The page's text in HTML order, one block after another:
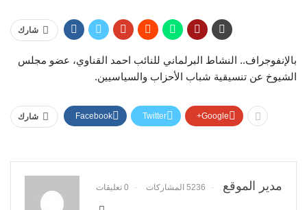
شارك
بالإنفوجراف.. النشاط البرلماني للنائب احمد القناوي، عضو مجلس
الشيوخ عن تنسيقية شباب الأحزاب والسياسيين.
شارك Facebook Twitter Google+
مدير الموقع 5236 المشاركات 0 تعليقات